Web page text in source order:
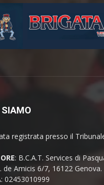
registrata presso il
: B.C.A.T. Services di
de Amicis 6/7, 16122 Genova.
02453010999